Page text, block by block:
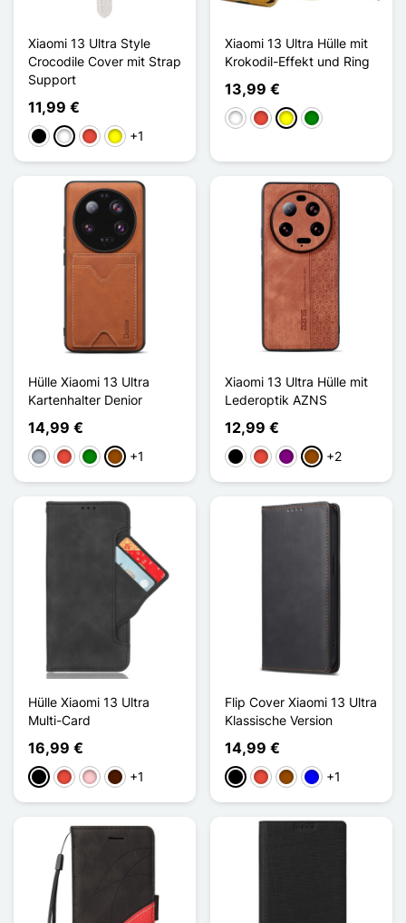
Xiaomi 13 Ultra Style
Crocodile Cover mit Strap
Support
11,99 €
Schwarz
WeißRot Gelb+1
Xiaomi 13 Ultra Hülle mit
Krokodil-Effekt und Ring
13,99 €
WeißRot GelbGrün
Hülle Xiaomi 13 Ultra
Kartenhalter Denior
14,99 €
GrauRot GrünBraun
+1
Xiaomi 13 Ultra Hülle mit
Lederoptik AZNS
12,99 €
Schwarz
Rot ViolettBraun
+2
Hülle Xiaomi 13 Ultra
Multi-Card
16,99 €
Schwarz
Rot PinkDunkelbraun
+1
Flip Cover Xiaomi 13 Ultra
Klassische Version
14,99 €
Schwarz
Rot BraunBlau+1